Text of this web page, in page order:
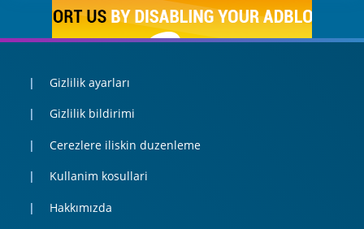
Gizlilik ayarları
Gizlilik bildirimi
Cerezlere iliskin duzenleme
Kullanim kosullari
Hakkımızda